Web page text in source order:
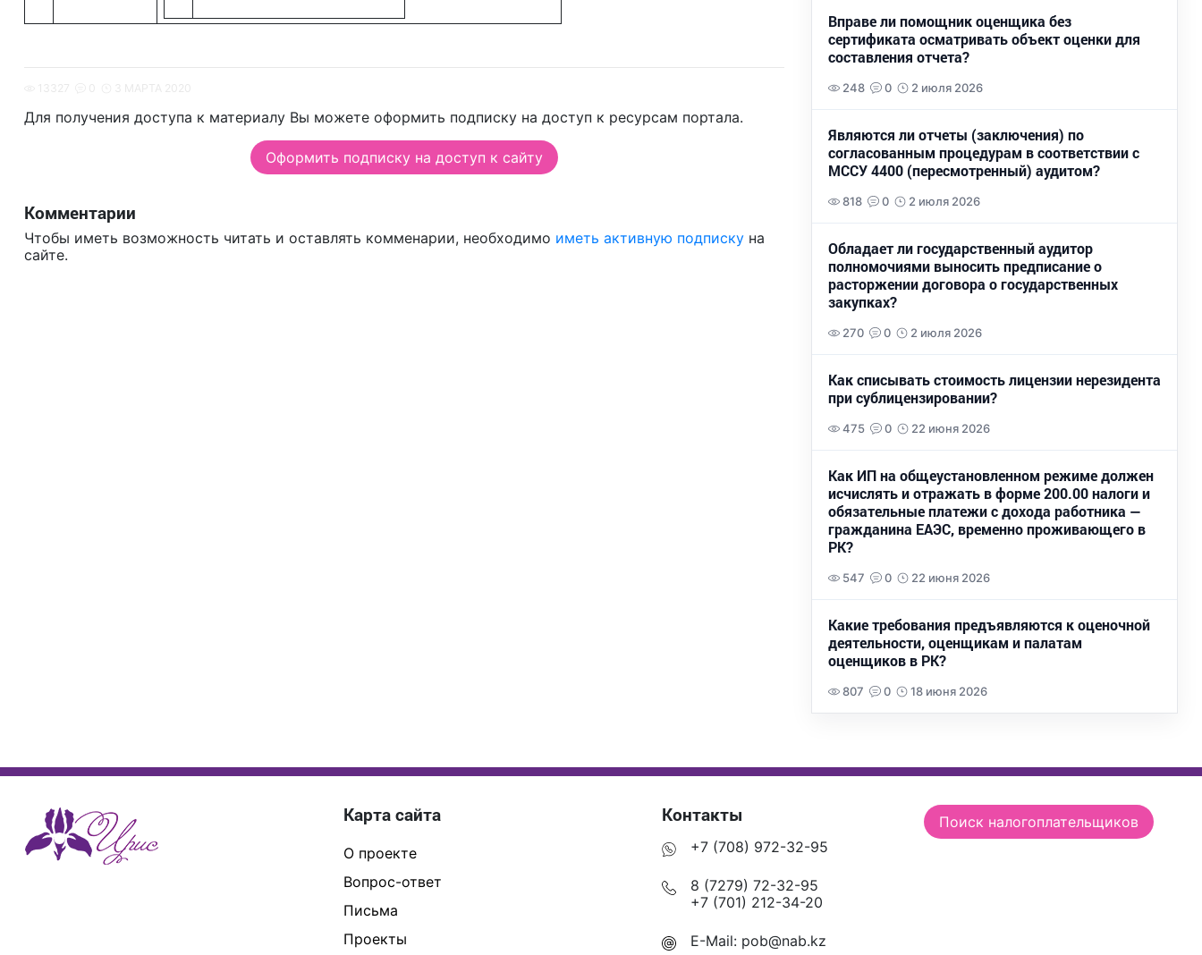
Для получения доступа к материалу Вы можете оформить подписку на доступ к ресурсам портала.
Оформить подписку на доступ к сайту
Комментарии
Чтобы иметь возможность читать и оставлять комменарии, необходимо иметь активную подписку на
сайте.
Вправе ли помощник оценщика без
сертификата осматривать объект оценки для
составления отчета?
248 0 2 июля 2026
Являются ли отчеты (заключения) по
согласованным процедурам в соответствии с
МССУ 4400 (пересмотренный) аудитом?
818 0 2 июля 2026
Обладает ли государственный аудитор
полномочиями выносить предписание о
расторжении договора о государственных
закупках?
270 0 2 июля 2026
Как списывать стоимость лицензии нерезидента
при сублицензировании?
475 0 22 июня 2026
Как ИП на общеустановленном режиме должен
исчислять и отражать в форме 200.00 налоги и
обязательные платежи с дохода работника —
гражданина ЕАЭС, временно проживающего в
РК?
547 0 22 июня 2026
Какие требования предъявляются к оценочной
деятельности, оценщикам и палатам
оценщиков в РК?
807 0 18 июня 2026
Карта сайта
О проекте
Вопрос-ответ
Письма
Проекты
Контакты
+7 (708) 972-32-95
8 (7279) 72-32-95
+7 (701) 212-34-20
E-Mail: pob@nab.kz
Поиск налогоплательщиков